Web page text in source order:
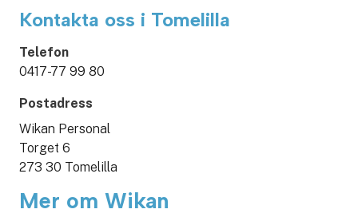
Kontakta oss i Tomelilla
Telefon
0417-77 99 80
Postadress
Wikan Personal
Torget 6
273 30 Tomelilla
Mer om Wikan